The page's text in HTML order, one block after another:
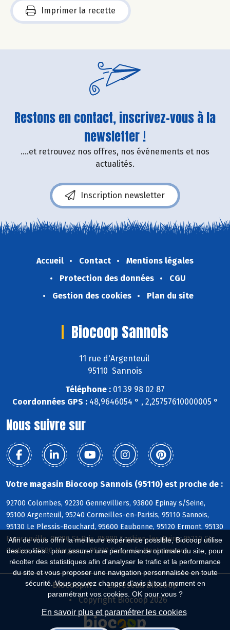
Afin de vous offrir la meilleure expérience possible, Biocoop utilise
des cookies : pour assurer une performance optimale du site, pour
récolter des statistiques afin d'analyser le trafic et la performance
du site et vous proposer une navigation personnalisée en toute
sécurité. Vous pouvez changer d'avis à tout moment en
paramétrant vos cookies. OK pour vous ?
En savoir plus et paramétrer les cookies
Imprimer la recette
Restons en contact, inscrivez-vous à la
newsletter !
....et retrouvez nos offres, nos événements et nos
actualités.
Inscription newsletter
Accueil Contact
Mentions légales
Protection des données
CGU
Gestion des cookies
Plan du site
Biocoop Sannois
11 rue d'Argenteuil
95110 Sannois
Téléphone : 01 39 98 02 87
Coordonnées GPS :48,9646054 ° , 2,25757610000005 °
Nous suivre sur
Votre magasin Biocoop Sannois (95110) est proche de :
92700 Colombes, 92230 Gennevilliers, 93800 Epinay s/Seine,
95100 Argenteuil, 95240 Cormeilles-en-Parisis, 95110 Sannois,
95130 Le Plessis-Bouchard, 95600 Eaubonne, 95120 Ermont, 95130
Franconville, 95390 St-Prix, 95880 Enghien-les-Bains, 95210 St-
Gratien, 95580 Margency, 95230 Soisy s/s Montmorency
Biocoop.fr
Le réseau Biocoop
Copyright Biocoop 2026